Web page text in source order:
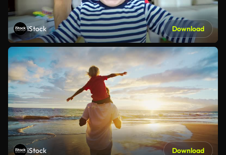
iStock Download
iStock Download